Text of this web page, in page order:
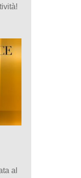
al